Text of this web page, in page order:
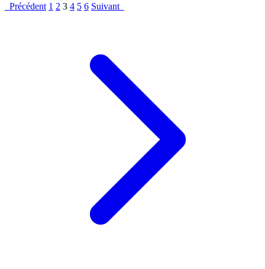
Précédent 1 2 3 4 5 6 Suivant